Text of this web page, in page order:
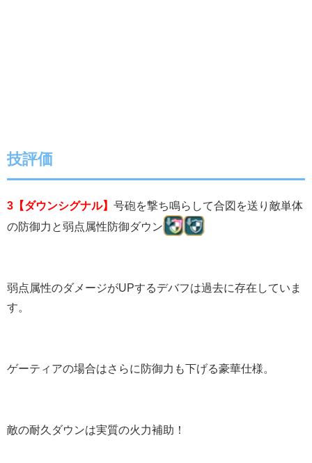
技評価
3【ダウンシグナル】 号砲を撃ち鳴らして合図を送り敵単体
の防御力と弱点属性防御ダウン
弱点属性のダメージがUPするデバフは過去に存在していま
す。
ゲーティアの場合はさらに防御力も下げる豪華仕様。
敵の耐久ダウンは実質の火力補助！